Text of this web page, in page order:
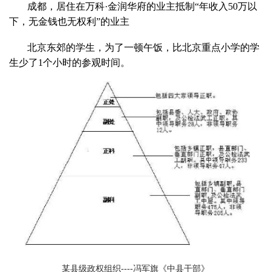
成都，居住在万科·金润华府的业主抵制“年收入 50万以
下，无金钱也无权利”的业主
北京东郊的学生，为了一顿午饭，比北京重点小学的学
生少了1个小时的参观时间。
某县级政权组织----冯军旗《中县干部》